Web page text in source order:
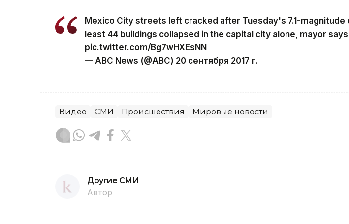
Mexico City streets left cracked after Tuesday's 7.1-magnitude
least 44 buildings collapsed in the capital city alone, mayor says
pic.twitter.com/Bg7wHXEsNN
— ABC News (@ABC) 20 сентября 2017 г.
Видео СМИ Происшествия Мировые новости
Другие СМИ
Автор